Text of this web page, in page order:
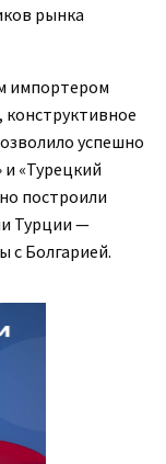
рынка
импортером
конструктивное
успешно
«Турецкий
построили
Турции —
с Болгарией.